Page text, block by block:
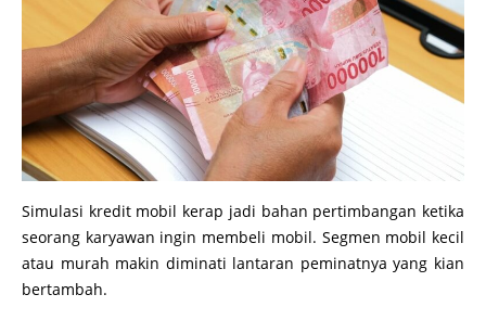
Simulasi kredit mobil kerap jadi bahan pertimbangan ketika
seorang karyawan ingin membeli mobil. Segmen mobil kecil
atau murah makin diminati lantaran peminatnya yang kian
bertambah.